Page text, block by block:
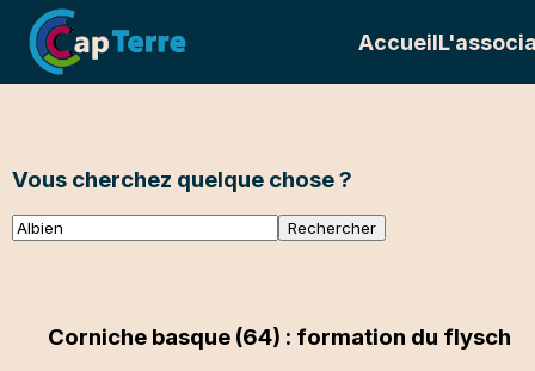
Accueil
Vous cherchez quelque chose ?
Corniche basque (64) : formation du flysch